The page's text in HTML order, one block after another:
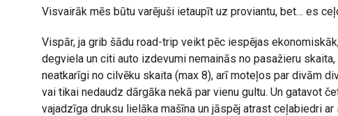
Visvairāk mēs būtu varējuši ietaupīt uz proviantu, bet… es
Vispār, ja grib šādu road-trip veikt pēc iespējas
degviela un citi auto izdevumi nemainās no pasažieru
neatkarīgi no cilvēku skaita (max 8), arī moteļos par divām
vai tikai nedaudz dārgāka nekā par vienu gultu. Un gatavot
vajadzīga druksu lielāka mašīna un jāspēj atrast ceļabiedri